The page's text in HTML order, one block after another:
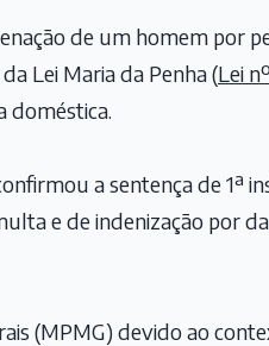
de um homem por
Lei Maria da Penha (Lei
doméstica.
a sentença de 1ª
e de indenização por
(MPMG) devido ao